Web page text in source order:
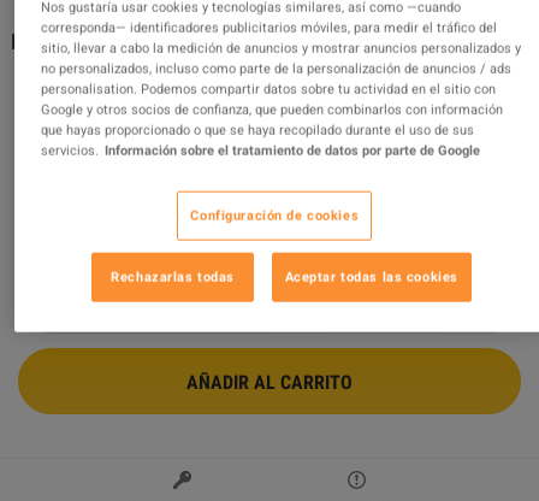
Minecraft - Zombie Hamburglar Skin DLC XBOX One /
Xbox Series X|S / PC CD Key
Vendido por Peenwing
100% de 1509 evaluaciones son excelentes!
$11.86
2 MÁS OFERTAS DISPONIBLES A PARTIR DE $11.86
AÑADIR AL CARRITO
Nos gustaría usar cookies y tecnologías similares, así como —cuando
corresponda— identificadores publicitarios móviles, para medir el tráfico del
sitio, llevar a cabo la medición de anuncios y mostrar anuncios personalizados y
no personalizados, incluso como parte de la personalización de anuncios / ads
personalisation. Podemos compartir datos sobre tu actividad en el sitio con
Google y otros socios de confianza, que pueden combinarlos con información
que hayas proporcionado o que se haya recopilado durante el uso de sus
servicios. Información sobre el tratamiento de datos por parte de Google
Configuración de cookies
Rechazarlas todas Aceptar todas las cookies